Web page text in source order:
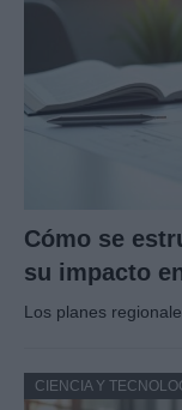
Cómo se
su impacto
Los planes
CIENCIA Y